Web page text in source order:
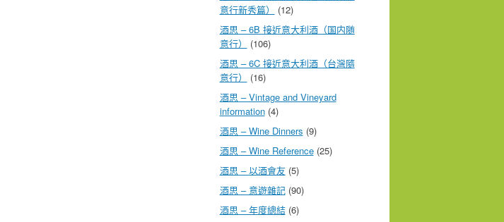
意行新秀篇）
(12)
酒思 – 6B 接近意大利酒（国内随
意行）
(106)
酒思 – 6C 接近意大利酒（台灣隨
意行）
(16)
酒思 – Vintage and Vineyard
information(4)
酒思 – Wine Dinners (9)
酒思 – Wine Reference(25)
酒思 – 以酒會友(5)
酒思 – 意遊雜記(90)
酒思 – 年度總結(6)